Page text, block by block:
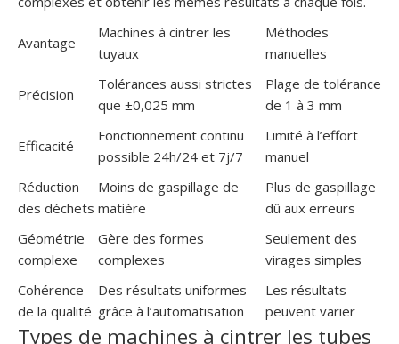
Avantage
Machines à cintrer les
tuyaux
Méthodes
manuelles
Précision
Tolérances aussi strictes
que ±0,025 mm
Plage de tolérance
de 1 à 3 mm
Efficacité
Fonctionnement continu
possible 24h/24 et 7j/7
Limité à l’effort
manuel
Réduction
des déchets
Moins de gaspillage de
matière
Plus de gaspillage
dû aux erreurs
Géométrie
complexe
Gère des formes
complexes
Seulement des
virages simples
Cohérence
de la qualité
Des résultats uniformes
grâce à l’automatisation
Les résultats
peuvent varier
Types de machines à cintrer les tubes